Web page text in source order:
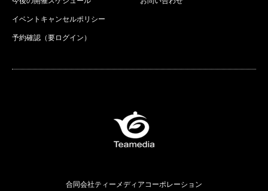
イベントキャンセルポリシー
予約確認（要ログイン）
合同会社ティーメディアコーポレーション